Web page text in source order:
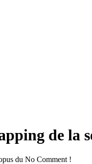
de la
du No Comment !